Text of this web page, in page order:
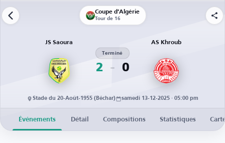
Coupe d’Algérie
Tour de 16
JS Saoura
2
Terminé
0
AS Khroub
Stade du 20-Août-1955 (Béchar) samedi 13-12-2025 · 05:00 pm
Événements Détail Compositions Statistiques